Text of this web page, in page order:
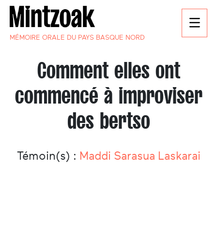
MÉMOIRE ORALE DU PAYS BASQUE NORD
Comment elles ont
commencé à improviser
des bertso
Témoin(s) : Maddi Sarasua Laskarai